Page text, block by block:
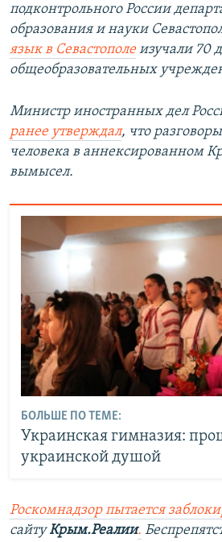
подконтрольного России
образования и науки
язык в Севастополеизучали 70
общеобразовательных
Министр иностранных дел
ранее утверждал, что
человека в аннексированном
вымысел.
БОЛЬШЕ ПО ТЕМЕ:
Украинская гимназия:
украинской душой
Роскомнадзор пытается
сайтуКрым.Реалии.